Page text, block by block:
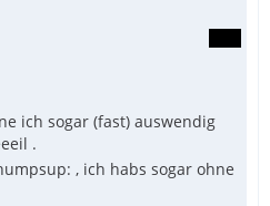
ich sogar (fast) auswendig
.
, ich habs sogar ohne